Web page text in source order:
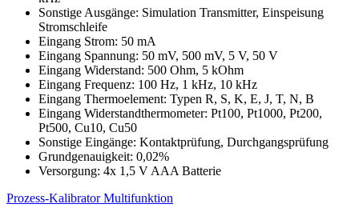
Sonstige Ausgänge: Simulation Transmitter, Einspeisung
Stromschleife
Eingang Strom: 50 mA
Eingang Spannung: 50 mV, 500 mV, 5 V, 50 V
Eingang Widerstand: 500 Ohm, 5 kOhm
Eingang Frequenz: 100 Hz, 1 kHz, 10 kHz
Eingang Thermoelement: Typen R, S, K, E, J, T, N, B
Eingang Widerstandthermometer: Pt100, Pt1000, Pt200,
Pt500, Cu10, Cu50
Sonstige Eingänge: Kontaktprüfung, Durchgangsprüfung
Grundgenauigkeit: 0,02%
Versorgung: 4x 1,5 V AAA Batterie
Prozess-Kalibrator Multifunktion